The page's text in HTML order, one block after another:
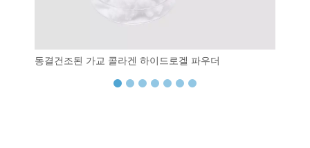
동결건조된 가교 콜라겐 하이드로겔 파우더